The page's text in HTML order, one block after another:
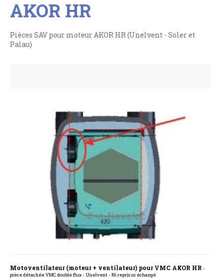
AKOR HR
Pièces SAV pour moteur AKOR HR (Unelvent - Soler et
Palau)
Motoventilateur (moteur + ventilateur) pour VMC AKOR HR -
pièce détachée VMC double flux - Unelvent - Ni repris ni échangé